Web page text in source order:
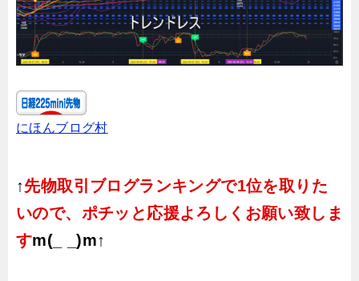
にほんブログ村
↑先物取引ブログランキングで1位を取りた
いので、ポチッと応援よろしくお願い致しま
すm(_ _)m↑